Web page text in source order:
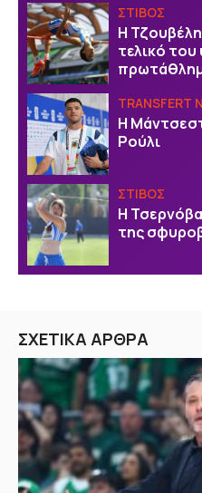
ΣΤΙΒΟΣ
Η
τελικό
TRANSFERT
Η
Ρούλι
ΣΤΙΒΟΣ
Η
της
ΣΧΕΤΙΚΑ ΑΡΘΡΑ